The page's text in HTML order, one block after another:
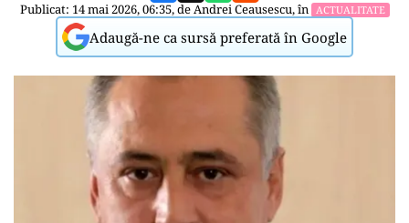
Publicat: 14 mai 2026, 06:35, deAndrei Ceausescu, în ACTUALITATE
Adaugă-ne ca sursă preferată în Google